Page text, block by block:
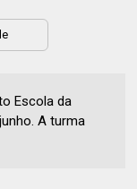
Escola da
A turma